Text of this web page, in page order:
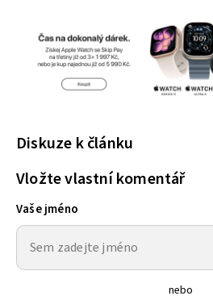
Diskuze k článku
Vložte vlastní komentář
Vaše jméno
nebo